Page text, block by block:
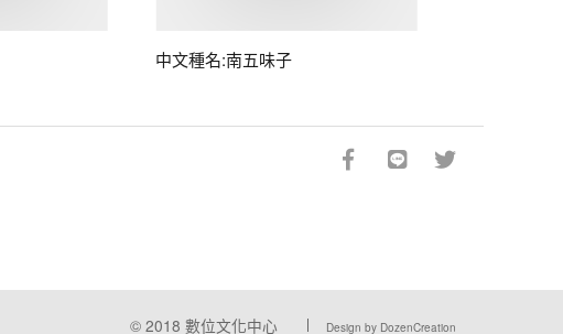
中文種名:南五味子
© 2018 數位文化中心 Design by DozenCreation